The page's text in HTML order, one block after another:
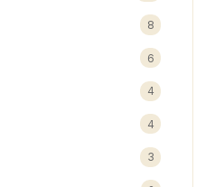
8
6
4
4
3